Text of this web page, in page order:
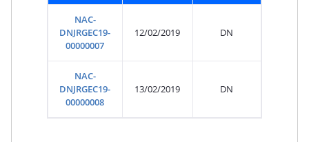
NAC-
DNJRGEC19-
00000007
12/02/2019 DN
NAC-
DNJRGEC19-
00000008
13/02/2019 DN